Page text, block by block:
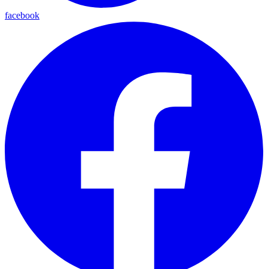
facebook